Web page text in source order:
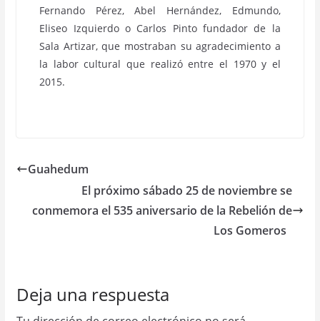
Fernando Pérez, Abel Hernández, Edmundo,
Eliseo Izquierdo o Carlos Pinto fundador de la
Sala Artizar, que mostraban su agradecimiento a
la labor cultural que realizó entre el 1970 y el
2015.
Guahedum
El próximo sábado 25 de noviembre se
conmemora el 535 aniversario de la Rebelión de
Los Gomeros
Deja una respuesta